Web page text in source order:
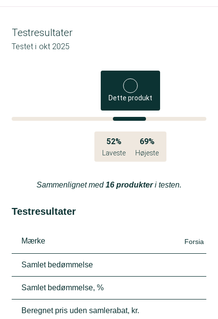
Testresultater
Testet i okt 2025
Dette produkt
52%
Laveste
69%
Højeste
Sammenlignet med16 produkteri testen.
Testresultater
Mærke Forsia
Samlet bedømmelse
Samlet bedømmelse, %
Beregnet pris uden samlerabat, kr.